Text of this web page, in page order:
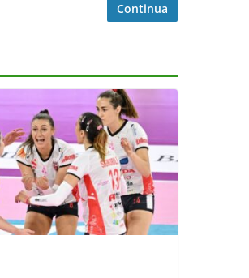
Continua